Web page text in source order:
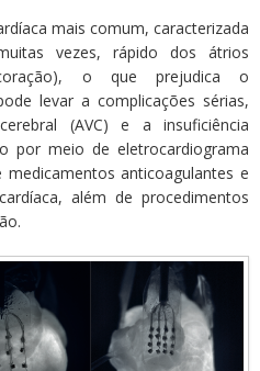
mais comum, caracterizada
vezes, rápido dos átrios
o que prejudica o
levar a complicações sérias,
(AVC) e a insuficiência
por meio de eletrocardiograma
anticoagulantes e
além de procedimentos